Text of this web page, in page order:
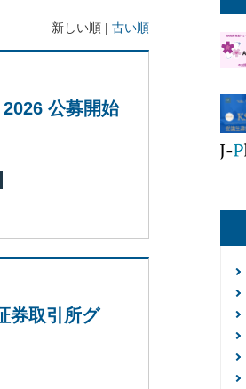
新しい順 | 古い順
公募開始
券取引所グ